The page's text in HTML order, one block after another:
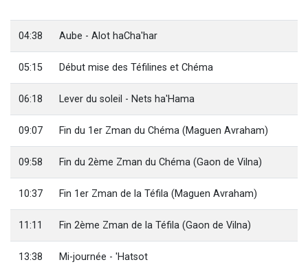
12 nouvelles musiques dans Torah-Box Music
3 personnes viennent de nous rejoindre sur WhatsApp
04:38 Aube - Alot haCha'har
05:15 Début mise des Téfilines et Chéma
06:18 Lever du soleil - Nets ha'Hama
09:07 Fin du 1er Zman du Chéma (Maguen Avraham)
09:58 Fin du 2ème Zman du Chéma (Gaon de Vilna)
10:37 Fin 1er Zman de la Téfila (Maguen Avraham)
11:11 Fin 2ème Zman de la Téfila (Gaon de Vilna)
13:38 Mi-journée - 'Hatsot